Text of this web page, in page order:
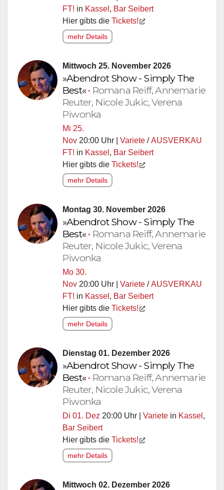
FT! in Kassel , Bar Seibert
Hier gibts die Tickets!
mehr Details
Mittwoch 25. November 2026
»Abendrot Show - Simply The
Best«• Romana Reiff, Annemarie
Reuter, Nicole Jukic, Verena
Piwonka
Mi 25.
Nov 20:00 Uhr | Variete /AUSVERKAU
FT! in Kassel , Bar Seibert
Hier gibts die Tickets!
mehr Details
Montag 30. November 2026
»Abendrot Show - Simply The
Best«• Romana Reiff, Annemarie
Reuter, Nicole Jukic, Verena
Piwonka
Mo 30.
Nov 20:00 Uhr | Variete /AUSVERKAU
FT! in Kassel , Bar Seibert
Hier gibts die Tickets!
mehr Details
Dienstag 01. Dezember 2026
»Abendrot Show - Simply The
Best«• Romana Reiff, Annemarie
Reuter, Nicole Jukic, Verena
Piwonka
Di 01. Dez 20:00 Uhr | Variete in Kassel ,
Bar Seibert
Hier gibts die Tickets!
mehr Details
Mittwoch 02. Dezember 2026